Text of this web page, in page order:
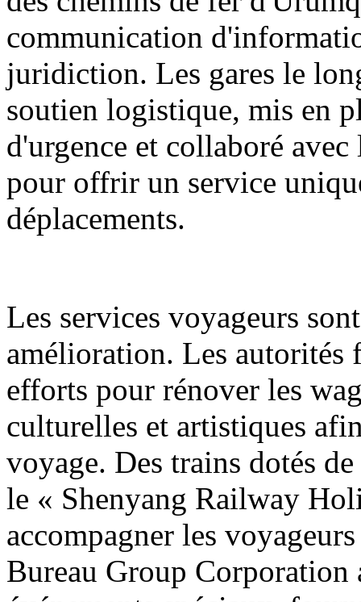
communication
juridiction. Les gares le
soutien logistique, mis en
d'urgence et collaboré
pour offrir un service
déplacements.
Les services voyageurs
amélioration. Les
efforts pour rénover les
culturelles et artistiques
voyage. Des trains dotés
le « Shenyang Railway
accompagner les
Bureau Group Corporation